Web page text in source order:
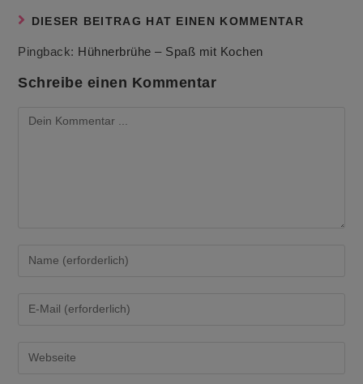
DIESER BEITRAG HAT EINEN KOMMENTAR
Pingback: Hühnerbrühe – Spaß mit Kochen
Schreibe einen Kommentar
deinen
Benutzernamen
ein
deine
Adresse
deine